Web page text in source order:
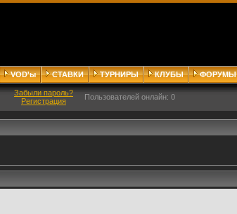
VOD'ы СТАВКИ ТУРНИРЫ КЛУБЫ ФОРУМЫ
Забыли пароль?
Регистрация
Пользователей онлайн: 0